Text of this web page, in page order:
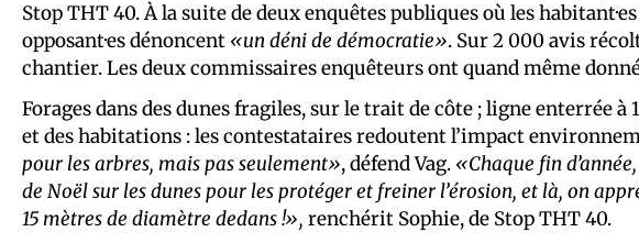
Stop THT 40. À la suite de deux enquêtes publiques où les habitant·es
opposant·es dénoncent «un déni de démocratie». Sur 2 000 avis
chantier. Les deux commissaires enquêteurs ont quand même
Forages dans des dunes fragiles, sur le trait de côte ; ligne enterrée à
et des habitations : les contestataires redoutent l’impact
pour les arbres, mais pas seulement», défend Vag. «Chaque fin
de Noël sur les dunes pour les protéger et freiner l’érosion, et là, on
15 mètres de diamètre dedans !», renchérit Sophie, de Stop THT 40.